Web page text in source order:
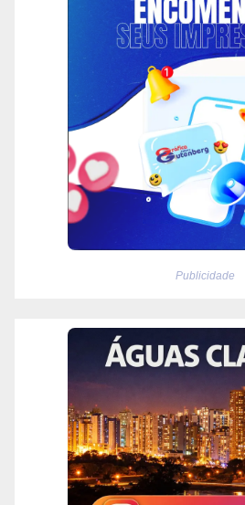
Publicidade